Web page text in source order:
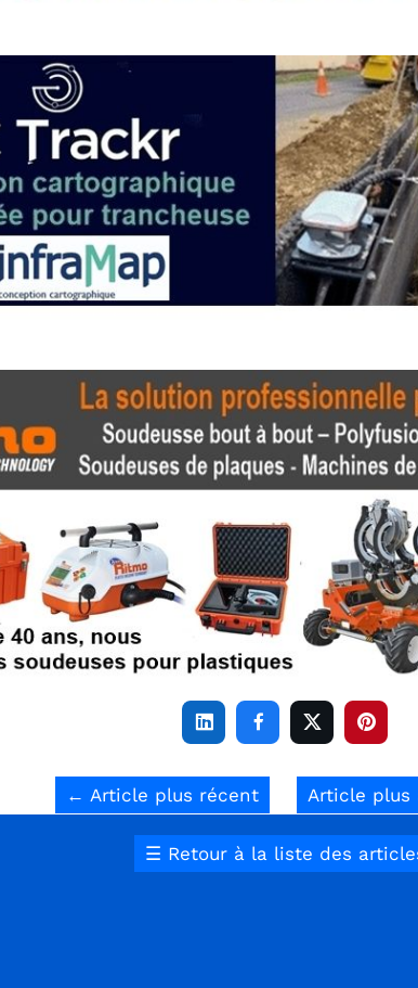
   
← Article plus récent Article plus
☰ Retour à la liste des